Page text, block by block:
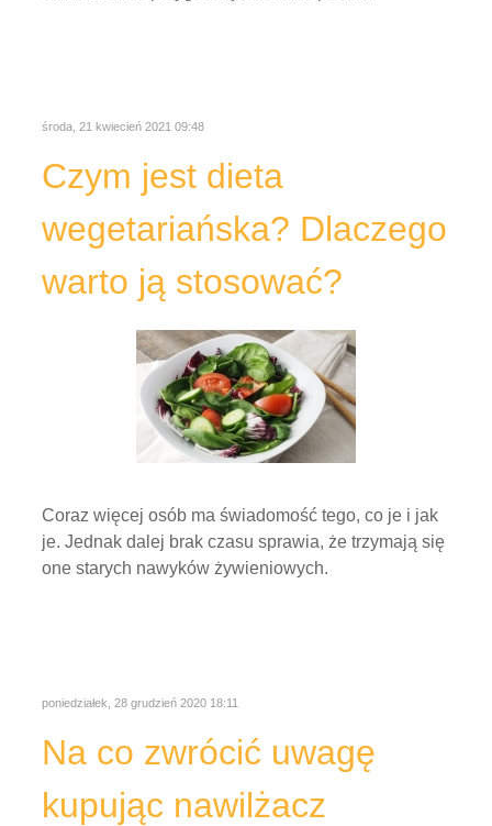
środa, 21 kwiecień 2021 09:48
Czym jest dieta
wegetariańska? Dlaczego
warto ją stosować?
Coraz więcej osób ma świadomość tego, co je i jak
je. Jednak dalej brak czasu sprawia, że trzymają się
one starych nawyków żywieniowych.
poniedziałek, 28 grudzień 2020 18:11
Na co zwrócić uwagę
kupując nawilżacz